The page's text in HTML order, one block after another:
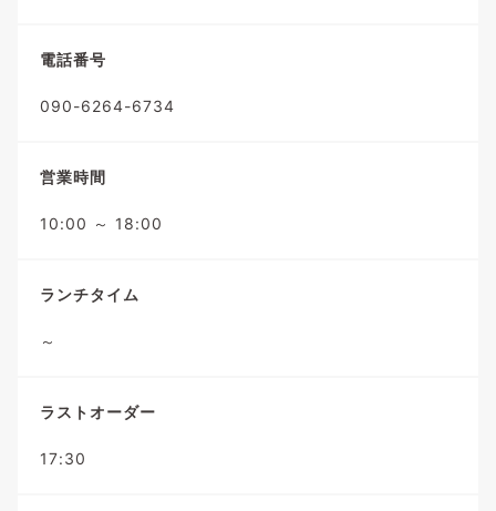
電話番号
090-6264-6734
営業時間
10:00 ～ 18:00
ランチタイム
～
ラストオーダー
17:30